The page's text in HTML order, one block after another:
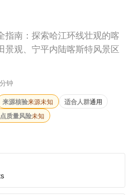
指南：探索哈江环线壮观的喀
景观、宁平内陆喀斯特风景区
钟
来源核验来源未知 适合人群通用
质量风险未知